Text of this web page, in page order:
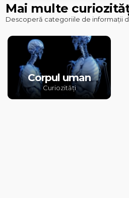
Mai multe
Descoperă categoriile de informații
Corpul uman
Curiozități